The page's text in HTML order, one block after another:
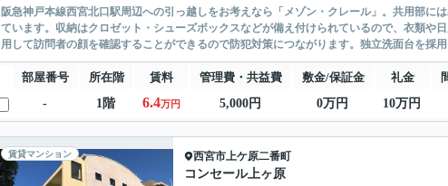
阪急神戸本線西宮北口駅周辺への引っ越しをお考えなら「メゾン・クレール」。共用部に
ています。収納はクロゼット・シューズボックスなどが備え付けられているので、衣類や
用して訪問者の顔を確認することができるので防犯対策につながります。独立洗面台を採
部屋番号 所在階 賃料 管理費・共益費 敷金/保証金 礼金
-
1階 6.4万円 5,000円 0万円 10万円
賃貸マンション 西宮市上ケ原二番町
コンセール上ヶ原